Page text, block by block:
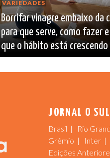
VARIEDADES
Borrifar vinagre embaixo da
para que serve, como fazer
que o hábito está crescendo
JORNAL O SUL
Brasil Rio
Grêmio
Inter
Edições